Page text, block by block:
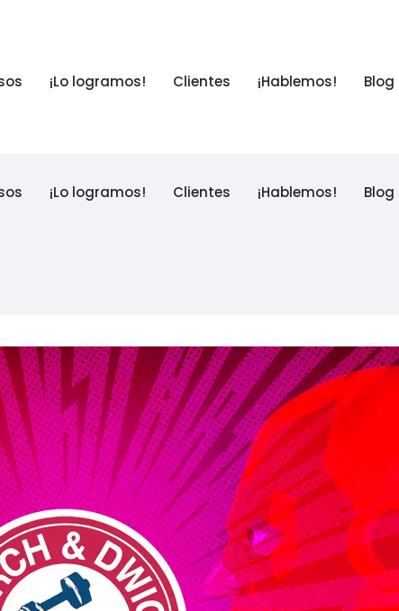
¡Lo logramos! Clientes ¡Hablemos! Blog
¡Lo logramos! Clientes ¡Hablemos! Blog